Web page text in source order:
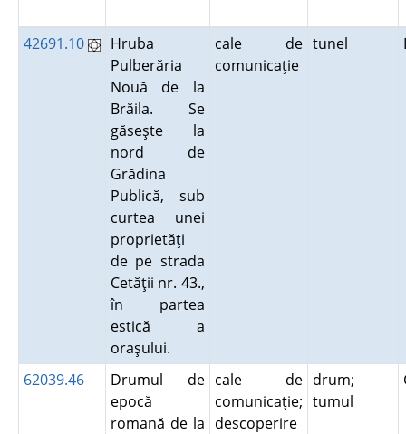
42691.10
Hruba
Pulberăria
Nouă de la
Brăila. Se
găseşte la
nord de
Grădina
Publică, sub
curtea unei
proprietăţi
de pe strada
Cetăţii nr. 43.,
în partea
estică a
oraşului.
cale de
comunicaţie
tunel
62039.46
Drumul de
epocă
romană de la
cale de
comunicaţie;
descoperire
drum;
tumul